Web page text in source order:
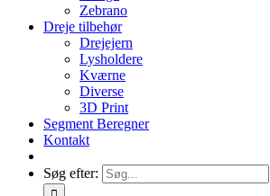
Zebrano
Dreje tilbehør
Drejejern
Lysholdere
Kværne
Diverse
3D Print
Segment Beregner
Kontakt
Søg efter: